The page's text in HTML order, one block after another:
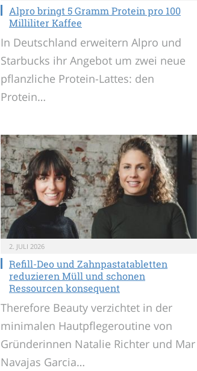
Alpro bringt 5 Gramm Protein pro 100
Milliliter Kaffee
In Deutschland erweitern Alpro und
Starbucks ihr Angebot um zwei neue
pflanzliche Protein-Lattes: den
Protein…
2. JULI 2026
Refill-Deo und Zahnpastatabletten
reduzieren Müll und schonen
Ressourcen konsequent
Therefore Beauty verzichtet in der
minimalen Hautpflegeroutine von
Gründerinnen Natalie Richter und Mar
Navajas Garcia…